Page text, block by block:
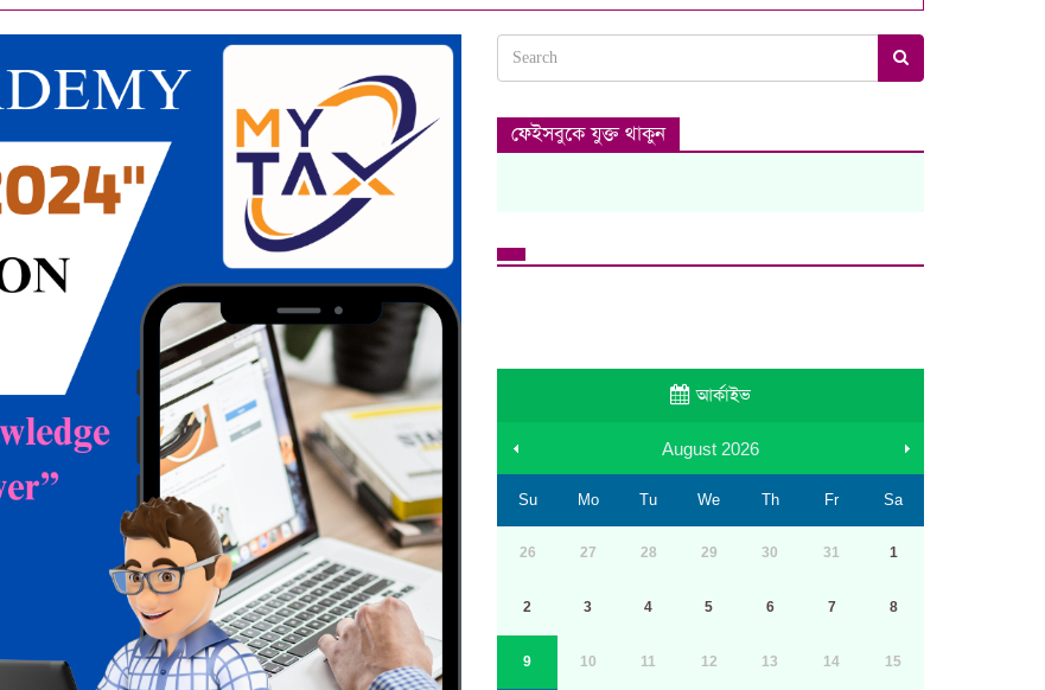
ফেইসবুকে যুক্ত থাকুন
আর্কাইভ
August 2026
Su Mo Tu We Th Fr Sa
26 27 28 29 30 31 1
2 3 4 5 6 7 8
9 10 11 12 13 14 15